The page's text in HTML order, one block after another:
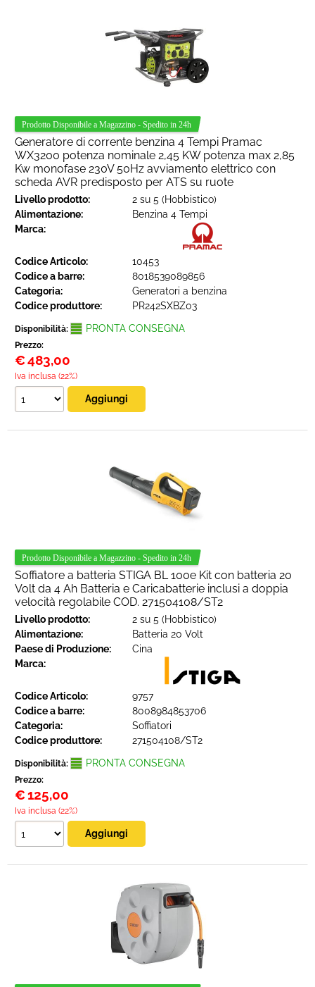
Generatore di corrente benzina 4 Tempi Pramac
WX3200 potenza nominale 2,45 KW potenza max 2,85
Kw monofase 230V 50Hz avviamento elettrico con
scheda AVR predisposto per ATS su ruote
Livello prodotto:
2 su 5 (Hobbistico)
Alimentazione:
Benzina 4 Tempi
Marca:
Codice Articolo:
10453
Codice a barre:
8018539089856
Categoria:
Generatori a benzina
Codice produttore:
PR242SXBZ03
Disponibilità: PRONTA CONSEGNA
Prezzo:
€483,00
Iva inclusa (22%)
Soffiatore a batteria STIGA BL 100e Kit con batteria 20
Volt da 4 Ah Batteria e Caricabatterie inclusi a doppia
velocità regolabile COD. 271504108/ST2
Livello prodotto:
2 su 5 (Hobbistico)
Alimentazione:
Batteria 20 Volt
Paese di Produzione:
Cina
Marca:
Codice Articolo:
9757
Codice a barre:
8008984853706
Categoria:
Soffiatori
Codice produttore:
271504108/ST2
Disponibilità: PRONTA CONSEGNA
Prezzo:
€125,00
Iva inclusa (22%)